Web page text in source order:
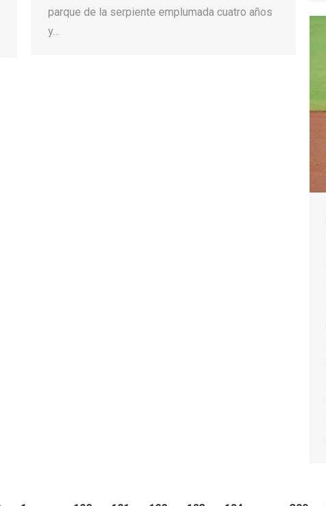
parque de la serpiente emplumada cuatro años
y…